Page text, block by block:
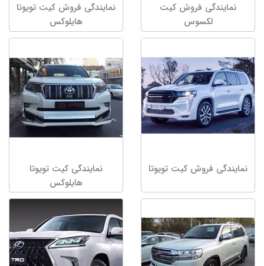
نمایندگی فروش کیت
لکسوس
نمایندگی فروش کیت تویوتا
هایلوکس
نمایندگی فروش کیت تویوتا
نمایندگی کیت تویوتا
هایلوکس